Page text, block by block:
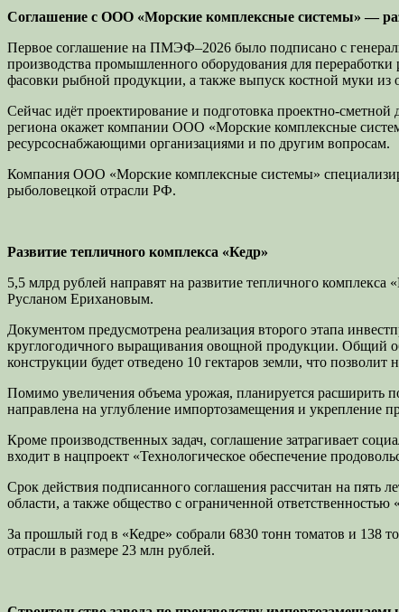
Соглашение с ООО «Морские комплексные системы» —
Первое соглашение на ПМЭФ–2026 было подписано с
производства промышленного оборудования для
фасовки рыбной продукции, а также выпуск костной муки из
Сейчас идёт проектирование и подготовка проектно-
региона окажет компании ООО «Морские комплексные
ресурсоснабжающими организациями и по другим вопросам.
Компания ООО «Морские комплексные системы»
рыболовецкой отрасли РФ.
Развитие тепличного комплекса «Кедр»
5,5 млрд рублей направят на развитие тепличного
Русланом Ерихановым.
Документом предусмотрена реализация второго этапа
круглогодичного выращивания овощной продукции. Общий
конструкции будет отведено 10 гектаров земли, что
Помимо увеличения объема урожая, планируется расширить
направлена на углубление импортозамещения и укрепление
Кроме производственных задач, соглашение затрагивает
входит в нацпроект «Технологическое обеспечение
Срок действия подписанного соглашения рассчитан на пять
области, а также общество с ограниченной
За прошлый год в «Кедре» собрали 6830 тонн томатов и 138
отрасли в размере 23 млн рублей.